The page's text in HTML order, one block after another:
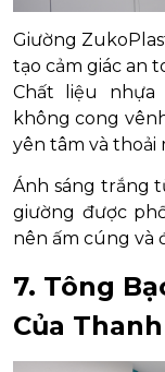
Giường
tạo cảm giác an
Chất liệu nhựa
không cong
yên tâm và thoải
Ánh sáng trắng
giường được
nên ấm cúng và
7. Tông
Của